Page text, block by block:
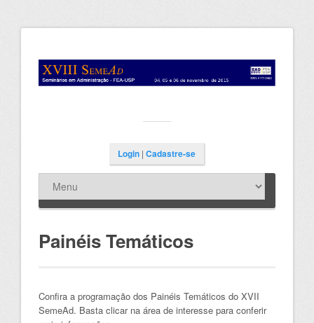
Login| Cadastre-se
Painéis Temáticos
Confira a programação dos Painéis Temáticos do XVII
SemeAd. Basta clicar na área de interesse para conferir